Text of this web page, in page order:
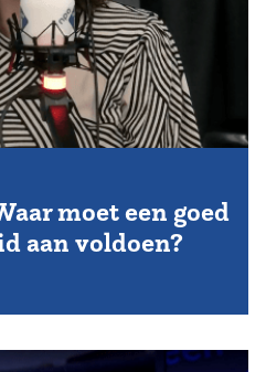
moet een goed
aan voldoen?